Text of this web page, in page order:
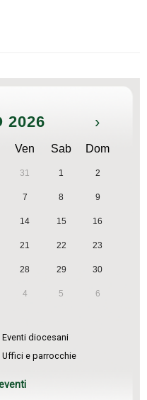
2026 ›
Ven Sab Dom
31 1 2
7 8 9
14 15 16
21 22 23
28 29 30
4 5 6
Eventi diocesani
Uffici e parrocchie